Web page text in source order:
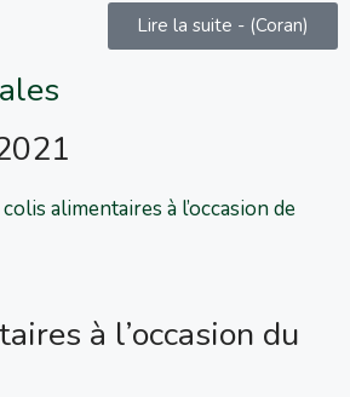
Lire la suite - (Coran)
alimentaires à l’occasion de
à l’occasion du